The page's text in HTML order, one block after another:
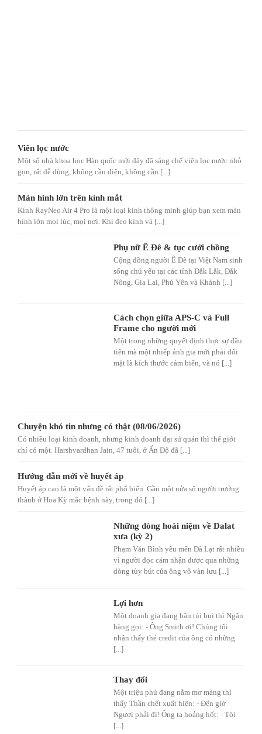
Viên lọc nước
Một số nhà khoa học Hàn quốc mới đây đã sáng chế viên lọc nước nhỏ
gọn, rất dễ dùng, không cần điện, không cần [...]
Màn hình lớn trên kính mắt
Kính RayNeo Air 4 Pro là một loại kính thông minh giúp bạn xem màn
hình lớn mọi lúc, mọi nơi. Khi đeo kính và [...]
Phụ nữ Ê Đê & tục cưới chồng
Cộng đồng người Ê Đê tại Việt Nam sinh
sống chủ yếu tại các tỉnh Đắk Lắk, Đắk
Nông, Gia Lai, Phú Yên và Khánh [...]
Cách chọn giữa APS-C và Full
Frame cho người mới
Một trong những quyết định thực sự đầu
tiên mà một nhiếp ảnh gia mới phải đối
mặt là kích thước cảm biến, và nó [...]
Chuyện khó tin nhưng có thật (08/06/2026)
Có nhiều loại kinh doanh, nhưng kinh doanh đại sứ quán thì thế giới
chỉ có một. Harshvardhan Jain, 47 tuổi, ở Ấn Độ đã [...]
Hướng dẫn mới về huyết áp
Huyết áp cao là một vấn đề rất phổ biến. Gần một nửa số người trưởng
thành ở Hoa Kỳ mắc bệnh này, trong đó [...]
Những dòng hoài niệm về Dalat
xưa (kỳ 2)
Phạm Văn Bình yêu mến Đà Lạt rất nhiều
vì người đọc cảm nhận được qua những
dòng tùy bút của ông vô vàn lưu [...]
Lợi hơn
Một doanh gia đang bận túi bụi thì Ngân
hàng gọi: - Ông Smith ơi! Chúng tôi
nhận thấy thẻ credit của ông có những
[...]
Thay đổi
Một triệu phú đang nằm mơ màng thì
thấy Thần chết xuất hiện: - Đến giờ
Ngươi phải đi! Ông ta hoảng hốt: - Tôi
[...]